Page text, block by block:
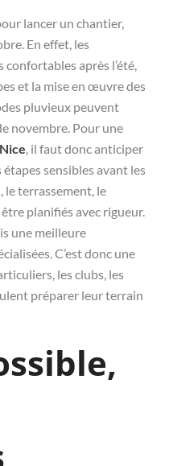
lancer un chantier,
En effet, les
après l’été,
et la mise en œuvre des
pluvieux peuvent
novembre. Pour une
, il faut donc anticiper
sensibles avant les
le terrassement, le
planifiés avec rigueur.
une meilleure
C’est donc une
les clubs, les
préparer leur terrain